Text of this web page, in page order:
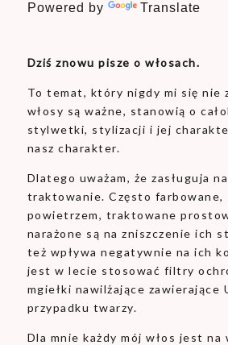
Powered by Translate
Dziś znowu pisze o włosach.
To temat, który nigdy mi się nie
włosy są ważne, stanowią o
stylwetki, stylizacji i jej
nasz charakter.
Dlatego uważam, że zasługuja
traktowanie. Często farbowane,
powietrzem, traktowane
narażone są na zniszczenie ich
też wpływa negatywnie na ich
jest w lecie stosować filtry
mgiełki nawilżające zawierające
przypadku twarzy.
Dla mnie każdy mój włos jest na